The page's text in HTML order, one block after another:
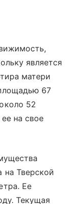
является
матери
67
52
на свое
на Тверской
Ее
Текущая